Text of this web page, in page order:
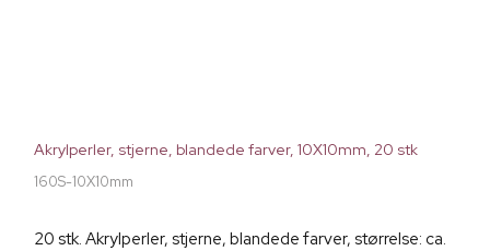
Akrylperler, stjerne, blandede farver, 10X10mm, 20 stk
160S-10X10mm
20 stk. Akrylperler, stjerne, blandede farver, størrelse: ca.